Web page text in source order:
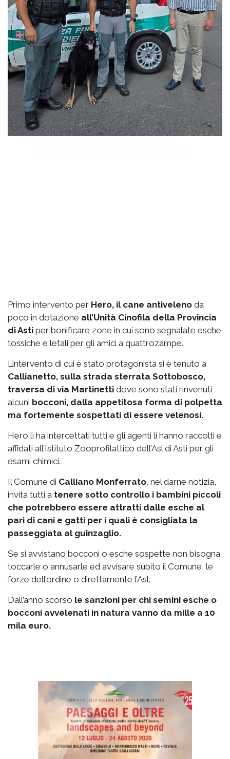
Primo intervento per Hero, il cane antiveleno da
poco in dotazione all’Unità Cinofila della Provincia
di Asti per bonificare zone in cui sono segnalate esche
tossiche e letali per gli amici a quattrozampe.
L’intervento di cui è stato protagonista si è tenuto a
Callianetto, sulla strada sterrata Sottobosco,
traversa di via Martinetti dove sono stati rinvenuti
alcuni bocconi, dalla appetitosa forma di polpetta
ma fortemente sospettati di essere velenosi.
Hero li ha intercettati tutti e gli agenti li hanno raccolti e
affidati all’Istituto Zooprofilattico dell’Asl di Asti per gli
esami chimici.
Il Comune di Calliano Monferrato , nel darne notizia,
invita tutti a tenere sotto controllo i bambini piccoli
che potrebbero essere attratti dalle esche al
pari di cani e gatti per i quali è consigliata la
passeggiata al guinzaglio.
Se si avvistano bocconi o esche sospette non bisogna
toccarle o annusarle ed avvisare subito il Comune, le
forze dell’ordine o direttamente l’Asl.
Dall’anno scorso le sanzioni per chi semini esche o
bocconi avvelenati in natura vanno da mille a 10
mila euro.